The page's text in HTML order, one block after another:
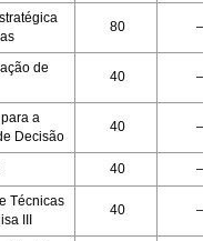
80 –
de
40 –
a
Decisão
40 –
40 –
Técnicas
III
40 –